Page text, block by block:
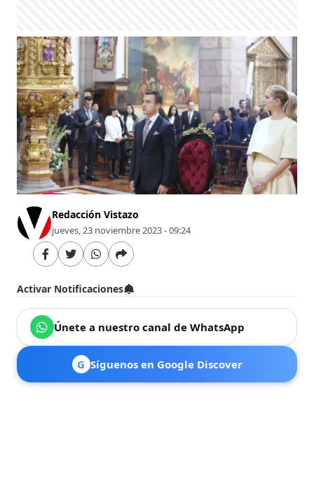
Redacción Vistazo
jueves, 23 noviembre 2023 - 09:24
Activar Notificaciones
Únete a nuestro canal de WhatsApp
G Síguenos en Google Discover